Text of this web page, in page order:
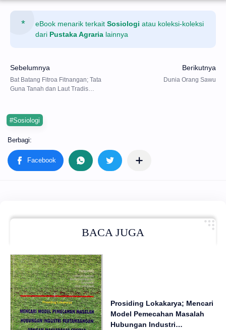
eBook menarik terkait Sosiologi atau koleksi-koleksi
dari Pustaka Agraria lainnya
#Sosiologi
BACA JUGA
Prosiding Lokakarya; Mencari
Model Pemecahan Masalah
Hubungan Industri